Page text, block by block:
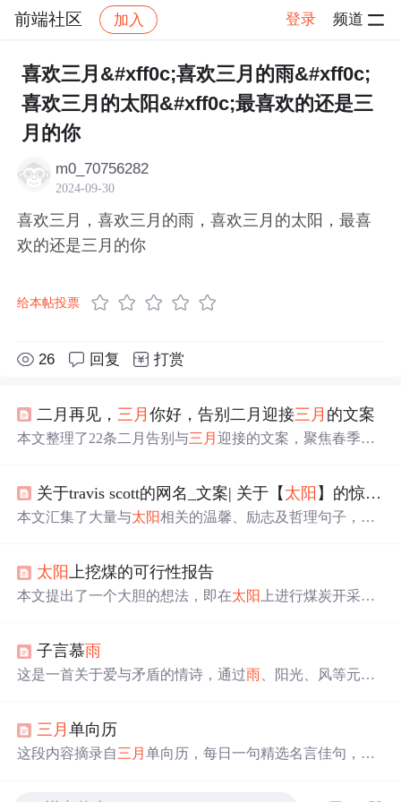
前端社区 加入 登录 频道
社区 前端社区 感慨 帖子详情
喜欢三月&#xff0c;喜欢三月的雨&#xff0c;
喜欢三月的太阳&#xff0c;最喜欢的还是三
月的你
m0_70756282
2024-09-30
喜欢三月，喜欢三月的雨，喜欢三月的太阳，最喜
欢的还是三月的你
给本帖投票
26 回复 打赏
二月再见， 三月你好，告别二月迎接三月 的文案
本文整理了22条二月告别与三月迎接的文案，聚焦春季意
发布、节日营销文案及用户运营场景，突出季节更替中的
情感共鸣与正向激励，不涉及具体技术实现或IT系统功
关于travis scott的网名_文案| 关于【 太阳 】的惊艳句子
本文汇集了大量与太阳相关的温馨、励志及哲理句子，通
太阳上挖煤的可行性报告
本文提出了一个大胆的想法，即在太阳
上进行煤炭开采以
后详细介绍了具体的开采方法。
子言慕雨
这是一首关于爱与矛盾的情诗，通过雨 、阳光、风等元素
三月单向历
这段内容摘录自三月单向历，每日一句精选名言佳句，涵